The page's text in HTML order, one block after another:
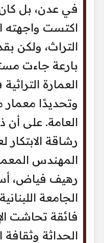
في عدن، بل
اكتست واجهته
التراث، ولكن
بارعة جاءت
العمارة
وتحديدًا معمار
العامة. على أن
رشاقة
المهندس
رهيف فياض،
الجامعة
فائقة تحاشت
الحداثة